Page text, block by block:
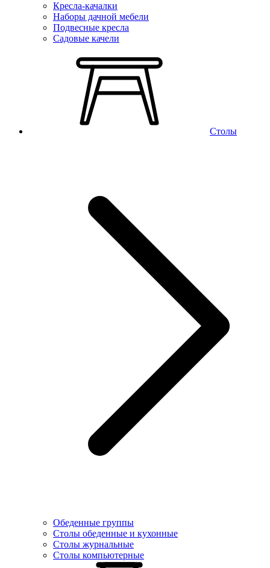
Кресла-качалки
Наборы дачной мебели
Подвесные кресла
Садовые качели
Столы
Обеденные группы
Столы обеденные и кухонные
Столы журнальные
Столы компьютерные